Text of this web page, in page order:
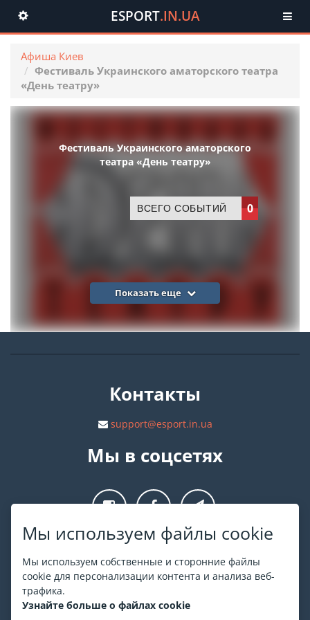
Мы используем файлы cookie
Мы используем собственные и сторонние файлы
cookie для персонализации контента и анализа веб-
трафика.
Узнайте больше о файлах cookie
Toggle
navigation
ESPORT.IN.UA
Афиша Киев
Фестиваль Украинского аматорского театра
«День театру»
Фестиваль Украинского аматорского
театра «День театру»
ВСЕГО СОБЫТИЙ 0
Показать еще
Контакты
support@esport.in.ua
Мы в соцсетях
О ESPORT.in.ua
На ESPORT.in.ua представлена афиша Киева и других
городов Украины. Все билеты продаются официально. Мы
работаем непосредственно с кассами.